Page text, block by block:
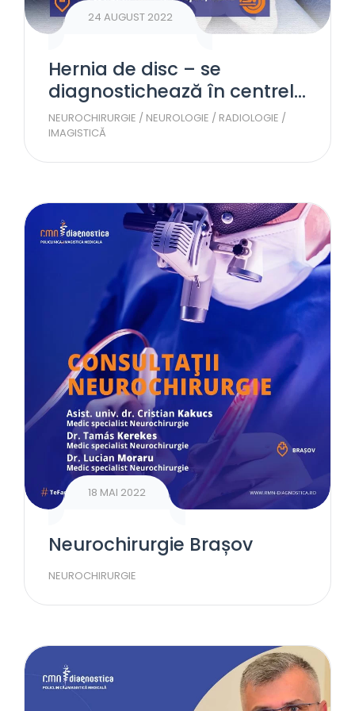
24 AUGUST 2022
Hernia de disc – se
diagnostichează în centrele
RMN Diagnostica
NEUROCHIRURGIE / NEUROLOGIE / RADIOLOGIE /
IMAGISTICĂ
18 MAI 2022
Neurochirurgie Brașov
NEUROCHIRURGIE